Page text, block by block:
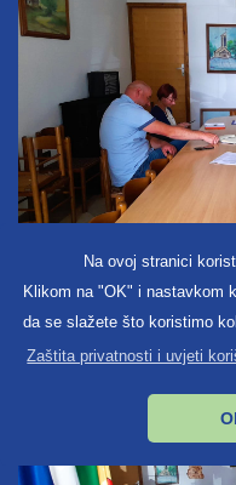
Na ovoj stranici
Klikom na "OK" i nastavkom
da se slažete što koristimo
Zaštita privatnosti i uvjeti